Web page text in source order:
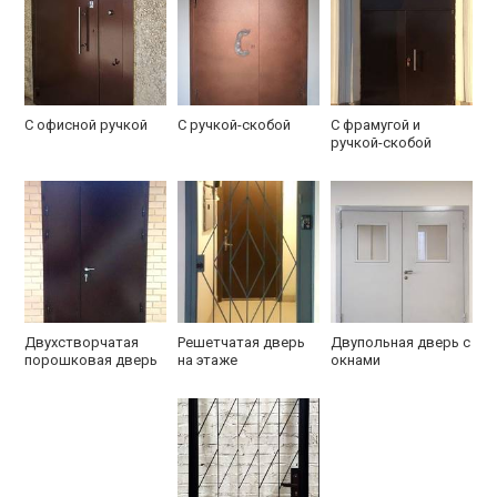
С офисной ручкой С ручкой-скобой
С фрамугой и
ручкой-скобой
Двухстворчатая
порошковая дверь
Решетчатая дверь
на этаже
Двупольная дверь с
окнами